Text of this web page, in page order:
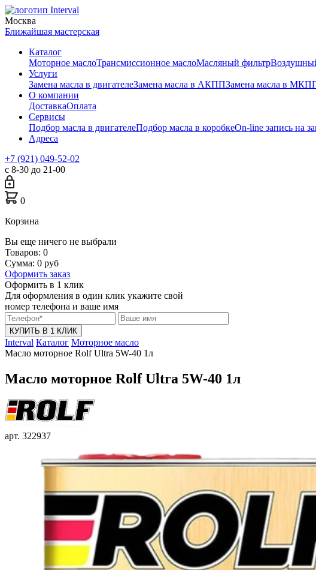
Москва
Ближайшая мастерская
Каталог
Моторное маслоТрансмиссионное маслоМасляный фильтр
Услуги
Замена масла в двигателеЗамена масла в АКППЗамена масла в
О компании
ДоставкаОплата
Сервисы
Подбор масла в двигателеПодбор масла в коробкеOn-line запись на
Адреса
+7 (921) 049-52-02
с 8-30 до 21-00
0
Корзина
Вы еще ничего не выбрали
Товаров: 0
Сумма: 0 руб
Оформить заказ
Оформить в 1 клик
Для оформления в один клик укажите свой
номер телефона и ваше имя
КУПИТЬ В 1 КЛИК
Interval Каталог Моторное масло
Масло моторное Rolf Ultra 5W-40 1л
Масло моторное Rolf Ultra 5W-40 1л
арт. 322937